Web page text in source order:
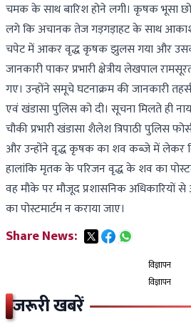
चमक के साथ बारिश होने लगी। कृषक भूसा
लगे कि अचानक तेज गड़गड़ाहट के साथ
चपेट में आकर वृद्ध कृषक झुलस गया और
जानकारी पाकर प्रभारी क्षेत्रीय लेखपाल
गए। उन्होंने समूचे घटनाक्रम की जानकारी
एवं खंडासा पुलिस को दी। सूचना मिलते ही
चौकी प्रभारी खंडासा शैलेश त्रिपाठी पुलिस
और उन्होंने वृद्ध कृषक का शव कब्जे में लेकर
हालांकि मृतक के परिजन वृद्ध के शव का
वह मौके पर मौजूद प्रशासनिक अधिकारियों
का पोस्टमार्टम न कराया जाए।
Share News:
विज्ञापन
विज्ञापन
जरूरी खबरें